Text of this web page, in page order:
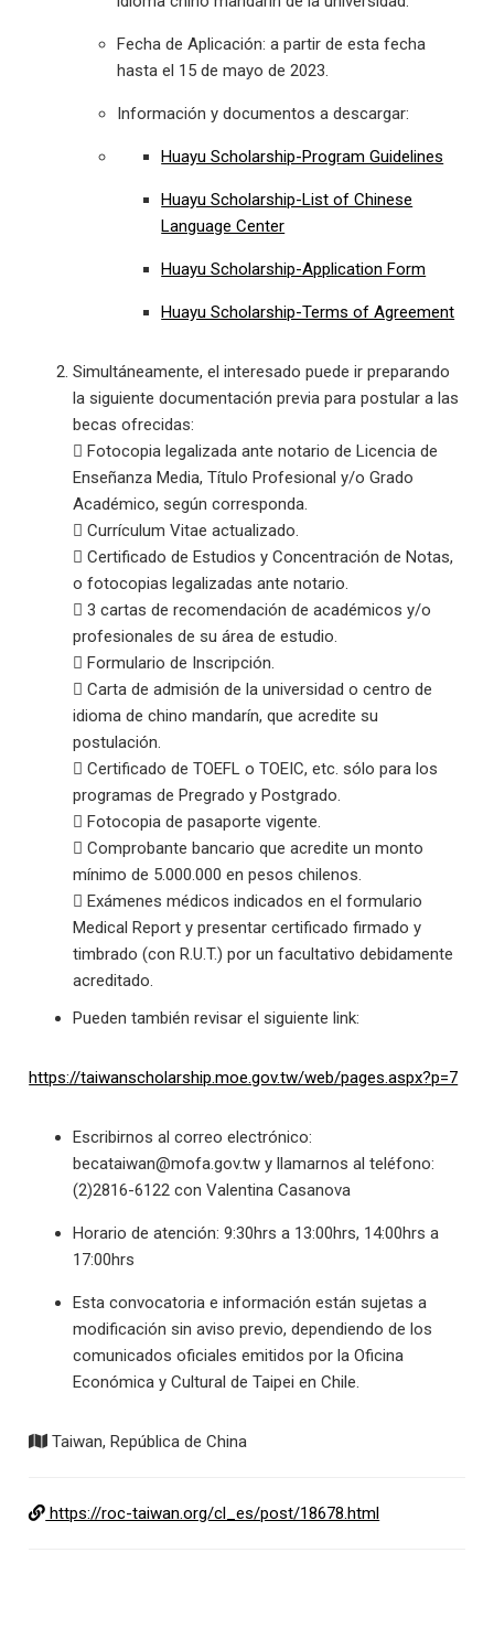
Fecha de Aplicación: a partir de esta fecha
hasta el 15 de mayo de 2023.
Información y documentos a descargar:
Huayu Scholarship-Program Guidelines
Huayu Scholarship-List of Chinese
Language Center
Huayu Scholarship-Application Form
Huayu Scholarship-Terms of Agreement
Simultáneamente, el interesado puede ir preparando
la siguiente documentación previa para postular a las
becas ofrecidas:
 Fotocopia legalizada ante notario de Licencia de
Enseñanza Media, Título Profesional y/o Grado
Académico, según corresponda.
 Currículum Vitae actualizado.
 Certificado de Estudios y Concentración de Notas,
o fotocopias legalizadas ante notario.
 3 cartas de recomendación de académicos y/o
profesionales de su área de estudio.
 Formulario de Inscripción.
 Carta de admisión de la universidad o centro de
idioma de chino mandarín, que acredite su
postulación.
 Certificado de TOEFL o TOEIC, etc. sólo para los
programas de Pregrado y Postgrado.
 Fotocopia de pasaporte vigente.
 Comprobante bancario que acredite un monto
mínimo de 5.000.000 en pesos chilenos.
 Exámenes médicos indicados en el formulario
Medical Report y presentar certificado firmado y
timbrado (con R.U.T.) por un facultativo debidamente
acreditado.
Pueden también revisar el siguiente link:
https://taiwanscholarship.moe.gov.tw/web/pages.aspx?p=7
Escribirnos al correo electrónico:
becataiwan@mofa.gov.tw y llamarnos al teléfono:
(2)2816-6122 con Valentina Casanova
Horario de atención: 9:30hrs a 13:00hrs, 14:00hrs a
17:00hrs
Esta convocatoria e información están sujetas a
modificación sin aviso previo, dependiendo de los
comunicados oficiales emitidos por la Oficina
Económica y Cultural de Taipei en Chile.
Taiwan, República de China
https://roc-taiwan.org/cl_es/post/18678.html